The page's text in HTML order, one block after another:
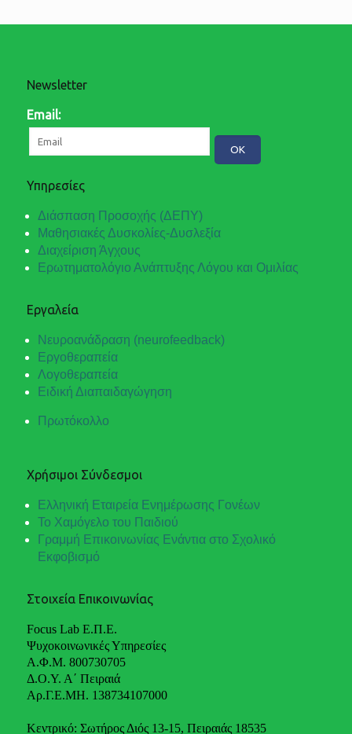
Newsletter
Email:
Υπηρεσίες
Διάσπαση Προσοχής (ΔΕΠΥ)
Μαθησιακές Δυσκολίες-Δυσλεξία
Διαχείριση Άγχους
Ερωτηματολόγιο Ανάπτυξης Λόγου και Ομιλίας
Εργαλεία
Νευροανάδραση (neurofeedback)
Εργοθεραπεία
Λογοθεραπεία
Ειδική Διαπαιδαγώγηση
Πρωτόκολλο
Χρήσιμοι Σύνδεσμοι
Ελληνική Εταιρεία Ενημέρωσης Γονέων
Το Χαμόγελο του Παιδιού
Γραμμή Επικοινωνίας Ενάντια στο Σχολικό
Εκφοβισμό
Στοιχεία Επικοινωνίας
Focus Lab Ε.Π.Ε.
Ψυχοκοινωνικές Υπηρεσίες
Α.Φ.Μ. 800730705
Δ.Ο.Υ. Α΄ Πειραιά
Αρ.Γ.Ε.ΜΗ. 138734107000
Κεντρικό: Σωτήρος Διός 13-15, Πειραιάς 18535